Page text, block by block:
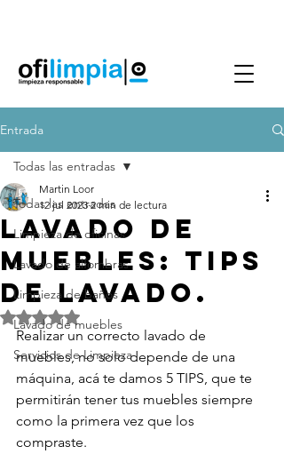
Entrada
Todas las entradas
Limpieza de oficinas
Lavado de alfombras
Limpieza de baños
Lavado de muebles
Servicios de Limpieza
Todas las entradas
Lavado de
Muebles: Tips
de lavado.
Martin Loor
12 jul 2023 2 min de lectura
Obtuvo NaN de 5 estrellas.
Realizar un correcto lavado de
muebles, no solo depende de una
máquina, acá te damos 5 TIPS, que te
permitirán tener tus muebles siempre
como la primera vez que los
compraste.